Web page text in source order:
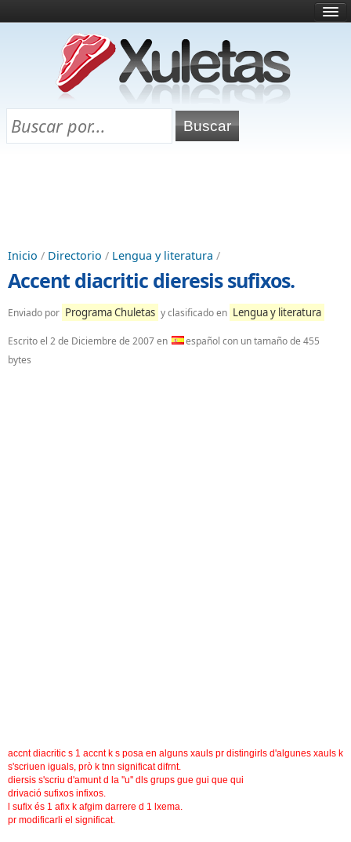
¿Qué es esto?
Directorio
Chuletas para exámenes
Inicio / Directorio / Lengua y literatura /
Accent diacritic dieresis sufixos.
Enviado por Programa Chuletas y clasificado en Lengua y literatura
Escrito el 2 de Diciembre de 2007en
español con un tamaño de 455
bytes
accnt diacritic s 1 accnt k s posa en alguns xauls pr distingirls d'algunes xauls k
s'scriuen iguals, prò k tnn significat difrnt.
diersis s'scriu d'amunt d la ''u'' dls grups gue gui que qui
drivació sufixos infixos.
l sufix és 1 afix k afgim darrere d 1 lxema.
pr modificarli el significat.